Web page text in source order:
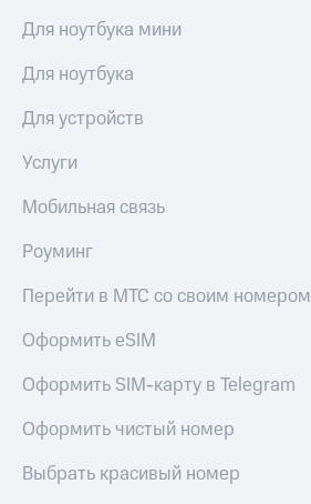
Для ноутбука мини
Для ноутбука
Для устройств
Услуги
Мобильная связь
Роуминг
Перейти в МТС со своим номером
Оформить eSIM
Оформить SIM-карту в Telegram
Оформить чистый номер
Выбрать красивый номер